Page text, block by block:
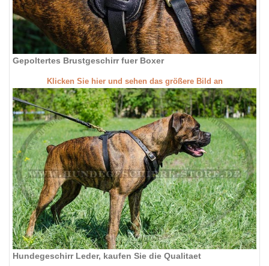
Gepoltertes Brustgeschirr fuer Boxer
Klicken Sie hier und sehen das größere Bild an
Hundegeschirr Leder, kaufen Sie die Qualitaet